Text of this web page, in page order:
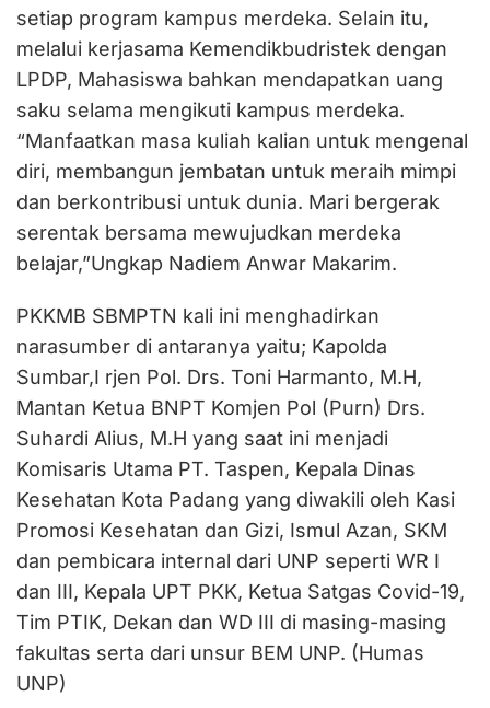
setiap program kampus merdeka. Selain itu,
melalui kerjasama Kemendikbudristek dengan
LPDP, Mahasiswa bahkan mendapatkan uang
saku selama mengikuti kampus merdeka.
“Manfaatkan masa kuliah kalian untuk mengenal
diri, membangun jembatan untuk meraih mimpi
dan berkontribusi untuk dunia. Mari bergerak
serentak bersama mewujudkan merdeka
belajar,”Ungkap Nadiem Anwar Makarim.
PKKMB SBMPTN kali ini menghadirkan
narasumber di antaranya yaitu; Kapolda
Sumbar,I rjen Pol. Drs. Toni Harmanto, M.H,
Mantan Ketua BNPT Komjen Pol (Purn) Drs.
Suhardi Alius, M.H yang saat ini menjadi
Komisaris Utama PT. Taspen, Kepala Dinas
Kesehatan Kota Padang yang diwakili oleh Kasi
Promosi Kesehatan dan Gizi, Ismul Azan, SKM
dan pembicara internal dari UNP seperti WR I
dan III, Kepala UPT PKK, Ketua Satgas Covid-19,
Tim PTIK, Dekan dan WD III di masing-masing
fakultas serta dari unsur BEM UNP. (Humas
UNP)